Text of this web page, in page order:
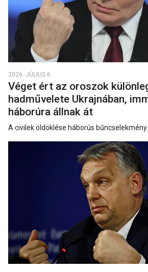
2026. JÚLIUS 6.
Véget ért az oroszok
hadművelete Ukrajnában,
háborúra állnak át
A civilek öldöklése háborús bűncselekmény.